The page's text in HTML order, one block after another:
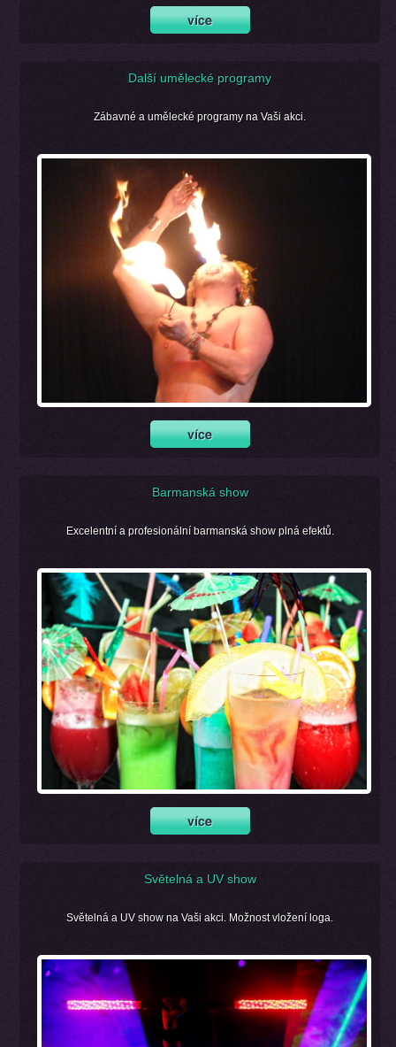
Další umělecké programy
Zábavné a umělecké programy na Vaši akci.
Barmanská show
Excelentní a profesionální barmanská show plná efektů.
Světelná a UV show
Světelná a UV show na Vaši akci. Možnost vložení loga.